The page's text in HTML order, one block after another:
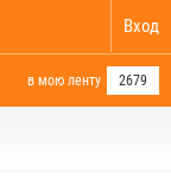
Вход
в мою ленту 2679